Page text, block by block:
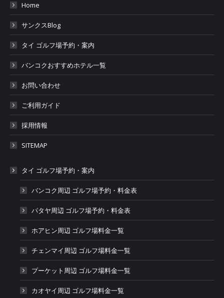
Home
サンクスBlog
タイ ゴルフ場予約・案内
バンコクおすすめホテル一覧
お問い合わせ
ご利用ガイド
採用情報
SITEMAP
タイ ゴルフ場予約・案内
バンコク周辺 ゴルフ場予約・料金表
パタヤ周辺 ゴルフ場予約・料金表
ホアヒン周辺 ゴルフ場料金一覧
チェンマイ周辺 ゴルフ場料金一覧
プーケット周辺 ゴルフ場料金一覧
カオヤイ周辺 ゴルフ場料金一覧